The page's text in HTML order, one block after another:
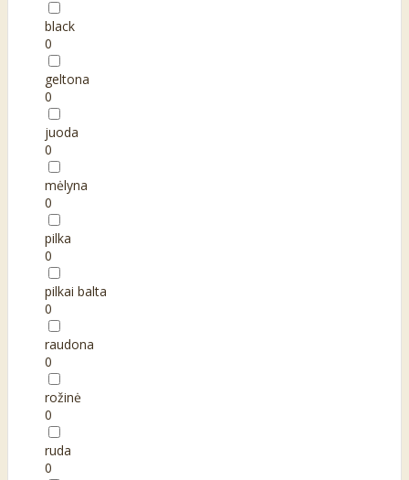
black
0
geltona
0
juoda
0
mėlyna
0
pilka
0
pilkai balta
0
raudona
0
rožinė
0
ruda
0